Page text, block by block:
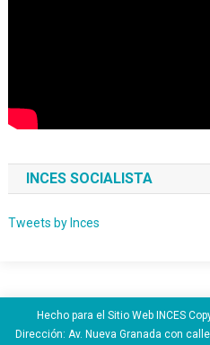
INCES SOCIALISTA
Tweets by Inces
Hecho para el Sitio Web INCES
Dirección: Av. Nueva Granada con